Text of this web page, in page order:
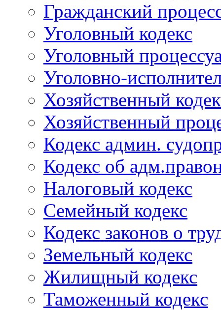
Гражданский
Уголовный кодекс
Уголовный
Уголовно-
Хозяйственный
Хозяйственный
Кодекс админ.
Кодекс об
Налоговый кодекс
Семейный кодекс
Кодекс законов о
Земельный кодекс
Жилищный кодекс
Таможенный кодекс